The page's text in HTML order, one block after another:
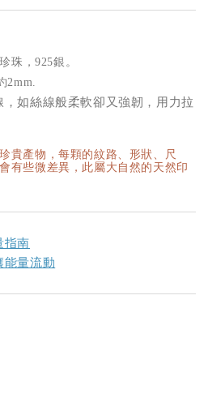
珠，925銀。
2mm.
如絲線般柔軟卻又強韌，用力拉
貴產物，每顆的紋路、形狀、尺
有些微差異，此屬大自然的天然印
指南
能量流動